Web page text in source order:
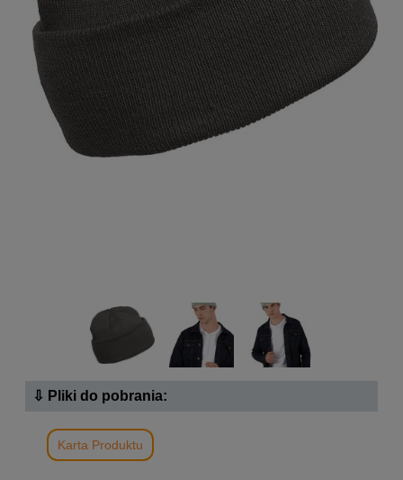
⇩ Pliki do pobrania:
Karta Produktu